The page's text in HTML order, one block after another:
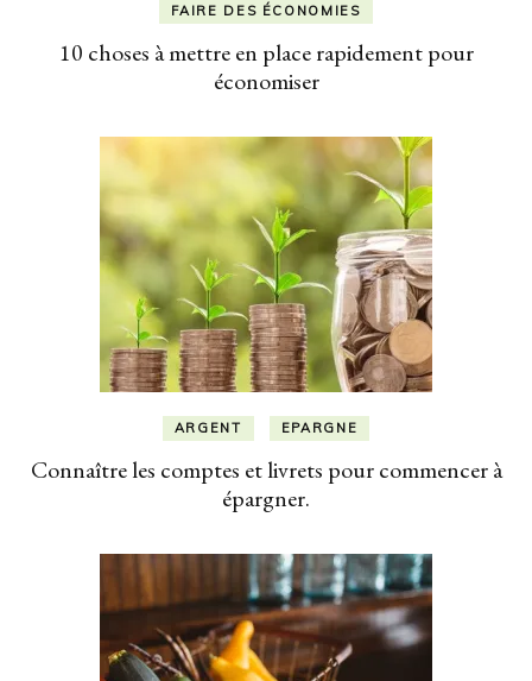
FAIRE DES ÉCONOMIES
10 choses à mettre en place rapidement pour
économiser
ARGENT EPARGNE
Connaître les comptes et livrets pour commencer à
épargner.